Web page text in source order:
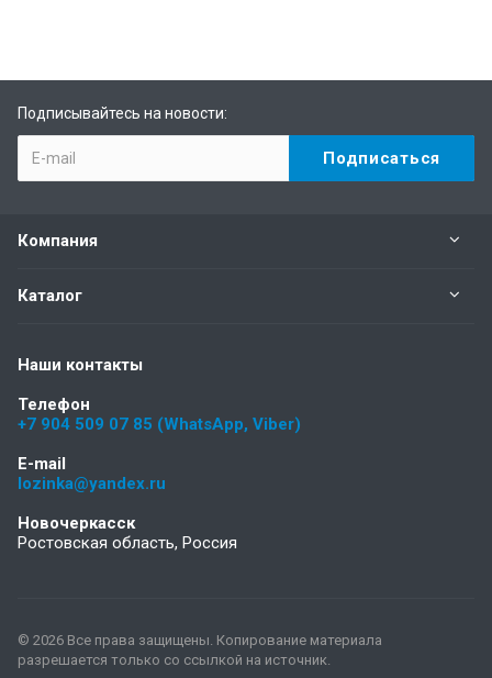
Подписывайтесь на новости:
Компания
Каталог
Наши контакты
Телефон
+7 904 509 07 85 (WhatsApp, Viber)
E-mail
lozinka@yandex.ru
Новочеркасск
Ростовская область, Россия
© 2026 Все права защищены. Копирование материала
разрешается только со ссылкой на источник.